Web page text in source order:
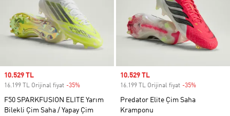
Sale price
10.529 TL
16.199 TL Orijinal fiyat -35%
F50 SPARKFUSION ELITE Yarım
Bilekli Çim Saha / Yapay Çim
Sale price
10.529 TL
16.199 TL Orijinal fiyat -35%
Predator Elite Çim Saha
Kramponu